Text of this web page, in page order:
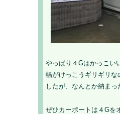
やっぱり４Gはかっこい
幅がけっこうギリギリ
したが、なんとか納ま
ぜひカーポートは４Gを